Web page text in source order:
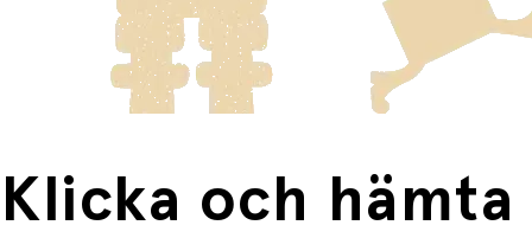
frakten för dessa varor visas i kassan.
Fri frakt när du handlar för mer än 1500:-
Klicka och hämta